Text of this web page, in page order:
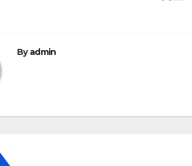
Byadmin